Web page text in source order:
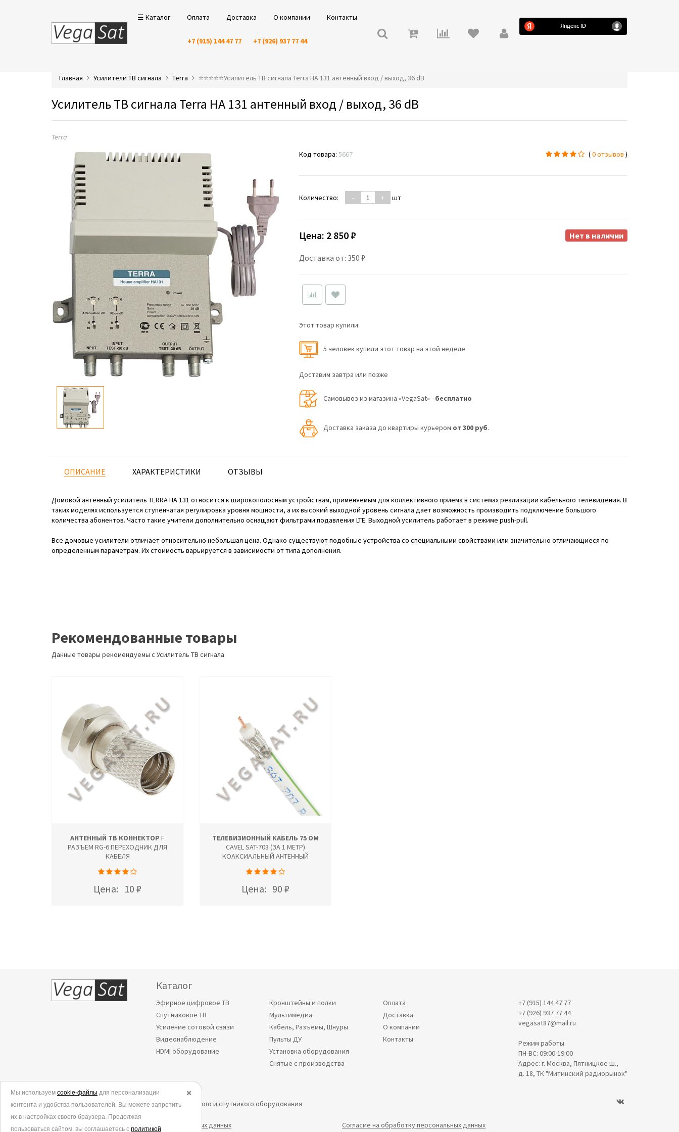
☰ Каталог Оплата Доставка О компании Контакты
+7 (915) 144 47 77 +7 (926) 937 77 44
Главная Усилители ТВ сигнала Terra ⭐️⭐️⭐️⭐️⭐️Усилитель ТВ сигнала Terra НА 131 антенный вход / выход, 36 dB
Усилитель ТВ сигнала Terra НА 131 антенный вход / выход, 36 dB
Terra
Код товара:5667 (0 отзывов )
Количество: - + шт
Цена: 2 850 ₽
Доставка от: 350 ₽
Нет в наличии
Этот товар купили:
5 человек купили этот товар на этой неделе
Доставим завтра или позже
Самовывоз из магазина «VegaSat» - бесплатно
Доставка заказа до квартиры курьером от 300 руб.
ОПИСАНИЕ ХАРАКТЕРИСТИКИ ОТЗЫВЫ
Домовой антенный усилитель TERRA HA 131 относится к широкополосным устройствам, применяемым для коллективного приема в системах реализации кабельного телевидения. В
таких моделях используется ступенчатая регулировка уровня мощности, а их высокий выходной уровень сигнала дает возможность производить подключение большого
количества абонентов. Часто такие учители дополнительно оснащают фильтрами подавления LTE. Выходной усилитель работает в режиме push-pull.
Все домовые усилители отличает относительно небольшая цена. Однако существуют подобные устройства со специальными свойствами или значительно отличающиеся по
определенным параметрам. Их стоимость варьируется в зависимости от типа дополнения.
Рекомендованные товары
Данные товары рекомендуемы с Усилитель ТВ сигнала
АНТЕННЫЙ ТВ КОННЕКТОР F
РАЗЪЕМ RG-6 ПЕРЕХОДНИК ДЛЯ
КАБЕЛЯ
Цена: 10 ₽
ТЕЛЕВИЗИОННЫЙ КАБЕЛЬ 75 ОМ
CAVEL SAT-703 (ЗА 1 МЕТР)
КОАКСИАЛЬНЫЙ АНТЕННЫЙ
Цена: 90 ₽
Каталог
Эфирное цифровое ТВ
Спутниковое ТВ
Усиление сотовой связи
Видеонаблюдение
HDMI оборудование
Кронштейны и полки
Мультимедиа
Кабель, Разъемы, Шнуры
Пульты ДУ
Установка оборудования
Снятые с производства
Оплата
Доставка
О компании
Контакты
+7 (915) 144 47 77
+7 (926) 937 77 44
vegasat87@mail.ru
Режим работы
ПН-ВС: 09:00-19:00
Адрес: г. Москва, Пятницкое ш.,
д. 18, ТК "Митинский радиорынок"
© 2006-2026.
Все права защищены. Интернет-магазин эфирного и спутникого оборудования
Политика в отношении обработки персональных данных Согласие на обработку персональных данных
✖️
Мы используем cookie-файлы для персонализации
контента и удобства пользователей. Вы можете запретить
их в настройках своего браузера. Продолжая
пользоваться сайтом, вы соглашаетесь с политикой